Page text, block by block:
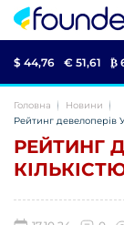
$ 44,76 € 51,61 ₿
Головна
Новини
Рейтинг девелоперів
РЕЙТИНГ